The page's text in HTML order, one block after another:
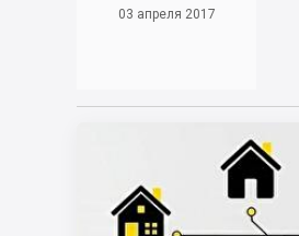
03 апреля 2017